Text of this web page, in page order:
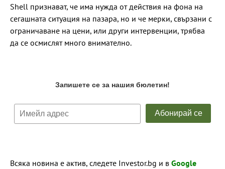
Shell признават, че има нужда от действия на фона на
сегашната ситуация на пазара, но и че мерки, свързани с
ограничаване на цени, или други интервенции, трябва
да се осмислят много внимателно.
Всяка новина е актив, следете Investor.bg и в Google